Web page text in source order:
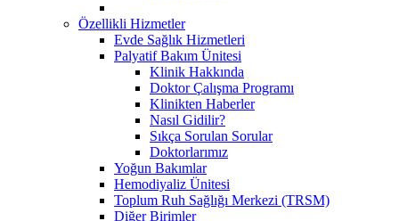
Özellikli Hizmetler
Evde Sağlık Hizmetleri
Palyatif Bakım Ünitesi
Klinik Hakkında
Doktor Çalışma Programı
Klinikten Haberler
Nasıl Gidilir?
Sıkça Sorulan Sorular
Doktorlarımız
Yoğun Bakımlar
Hemodiyaliz Ünitesi
Toplum Ruh Sağlığı Merkezi (TRSM)
Diğer Birimler